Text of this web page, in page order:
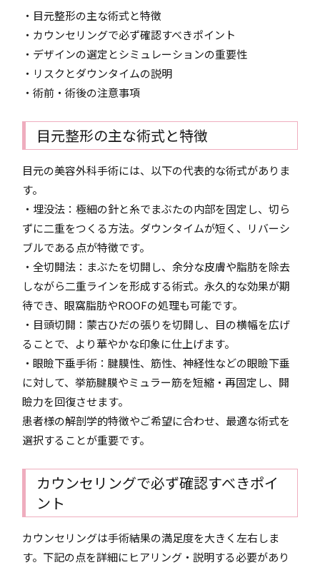
・目元整形の主な術式と特徴
・カウンセリングで必ず確認すべきポイント
・デザインの選定とシミュレーションの重要性
・リスクとダウンタイムの説明
・術前・術後の注意事項
目元整形の主な術式と特徴
目元の美容外科手術には、以下の代表的な術式がありま
す。
・埋没法：極細の針と糸でまぶたの内部を固定し、切ら
ずに二重をつくる方法。ダウンタイムが短く、リバーシ
ブルである点が特徴です。
・全切開法：まぶたを切開し、余分な皮膚や脂肪を除去
しながら二重ラインを形成する術式。永久的な効果が期
待でき、眼窩脂肪やROOFの処理も可能です。
・目頭切開：蒙古ひだの張りを切開し、目の横幅を広げ
ることで、より華やかな印象に仕上げます。
・眼瞼下垂手術：腱膜性、筋性、神経性などの眼瞼下垂
に対して、挙筋腱膜やミュラー筋を短縮・再固定し、開
瞼力を回復させます。
患者様の解剖学的特徴やご希望に合わせ、最適な術式を
選択することが重要です。
カウンセリングで必ず確認すべきポイ
ント
カウンセリングは手術結果の満足度を大きく左右しま
す。下記の点を詳細にヒアリング・説明する必要があり